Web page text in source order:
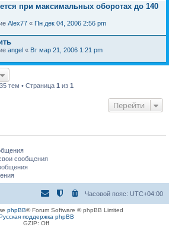
при максимальных оборотах до 140
Alex77 « Пн дек 04, 2006 2:56 pm
angel « Вт мар 21, 2006 1:21 pm
35 тем • Страница 1 из 1
Перейти
сообщения
Часовой пояс: UTC+04:00
phpBB® Forum Software © phpBB Limited
поддержка phpBB
GZIP: Off